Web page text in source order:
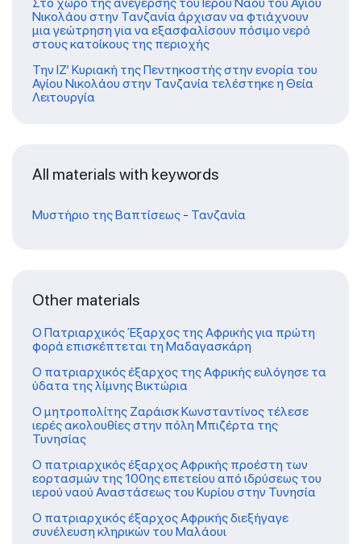
Νικολάου στην Τανζανία άρχισαν να φτιάχνουν
μια γεώτρηση για να εξασφαλίσουν πόσιμο νερό
στους κατοίκους της περιοχής
Την ΙΖ’ Κυριακή της Πεντηκοστής στην ενορία του
Αγίου Νικολάου στην Τανζανία τελέστηκε η Θεία
Λειτουργία
All materials with keywords
Μυστήριο της Βαπτίσεως- Τανζανία
Other materials
Ο Πατριαρχικός Έξαρχος της Αφρικής για πρώτη
φορά επισκέπτεται τη Μαδαγασκάρη
Ο πατριαρχικός έξαρχος της Αφρικής ευλόγησε τα
ύδατα της λίμνης Βικτώρια
Ο μητροπολίτης Ζαράισκ Κωνσταντίνος τέλεσε
ιερές ακολουθίες στην πόλη Μπιζέρτα της
Τυνησίας
Ο πατριαρχικός έξαρχος Αφρικής προέστη των
εορτασμών της 100ης επετείου από ιδρύσεως του
ιερού ναού Αναστάσεως του Κυρίου στην Τυνησία
Ο πατριαρχικός έξαρχος Αφρικής διεξήγαγε
συνέλευση κληρικών του Μαλάουι